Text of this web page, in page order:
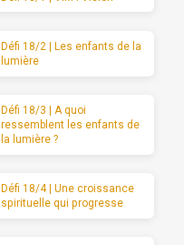
Défi 18/2 | Les enfants de la
lumière
Défi 18/3 | A quoi
ressemblent les enfants de
la lumière ?
Défi 18/4 | Une croissance
spirituelle qui progresse